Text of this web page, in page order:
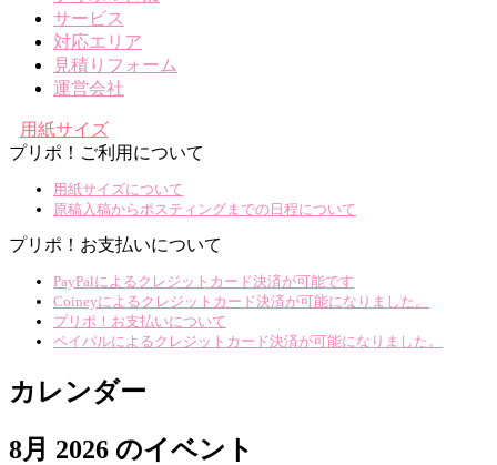
サービス
対応エリア
見積りフォーム
運営会社
用紙サイズ
プリポ！ご利用について
用紙サイズについて
原稿入稿からポスティングまでの日程について
プリポ！お支払いについて
PayPalによるクレジットカード決済が可能です
Coineyによるクレジットカード決済が可能になりました。
プリポ！お支払いについて
ペイパルによるクレジットカード決済が可能になりました。
カレンダー
8月 2026 のイベント